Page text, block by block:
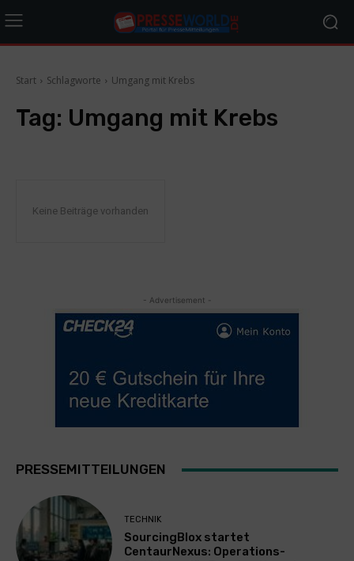
Start Schlagworte Umgang mit Krebs
Tag: Umgang mit Krebs
Keine Beiträge vorhanden
- Advertisement -
PRESSEMITTEILUNGEN
TECHNIK
SourcingBlox startet
CentaurNexus: Operations-